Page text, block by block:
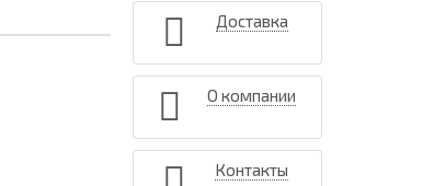
Доставка
О компании
Контакты